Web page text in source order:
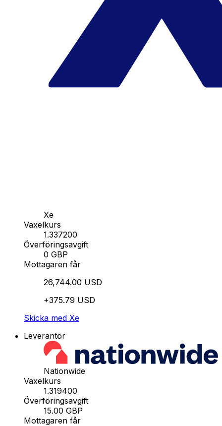
Xe
Växelkurs
1.337200
Överföringsavgift
0 GBP
Mottagaren får
26,744.00 USD
+375.79 USD
Skicka med Xe
Leverantör
Nationwide
Växelkurs
1.319400
Överföringsavgift
15.00 GBP
Mottagaren får